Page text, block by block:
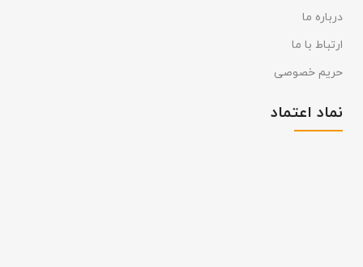
درباره ما
ارتباط با ما
حریم خصوصی
نماد اعتماد